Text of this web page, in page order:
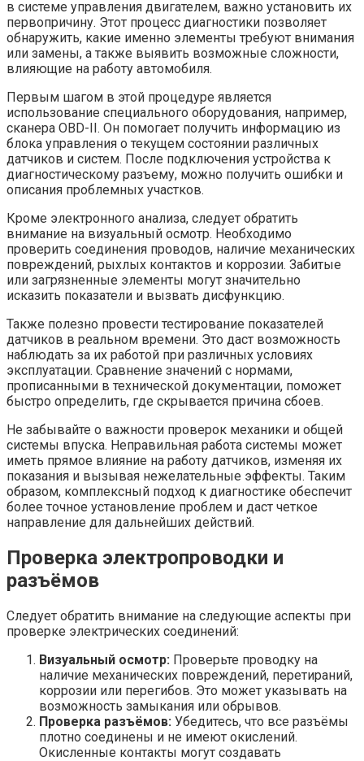
в системе управления двигателем, важно установить их
первопричину. Этот процесс диагностики позволяет
обнаружить, какие именно элементы требуют внимания
или замены, а также выявить возможные сложности,
влияющие на работу автомобиля.
Первым шагом в этой процедуре является
использование специального оборудования, например,
сканера OBD-II. Он помогает получить информацию из
блока управления о текущем состоянии различных
датчиков и систем. После подключения устройства к
диагностическому разъему, можно получить ошибки и
описания проблемных участков.
Кроме электронного анализа, следует обратить
внимание на визуальный осмотр. Необходимо
проверить соединения проводов, наличие механических
повреждений, рыхлых контактов и коррозии. Забитые
или загрязненные элементы могут значительно
исказить показатели и вызвать дисфункцию.
Также полезно провести тестирование показателей
датчиков в реальном времени. Это даст возможность
наблюдать за их работой при различных условиях
эксплуатации. Сравнение значений с нормами,
прописанными в технической документации, поможет
быстро определить, где скрывается причина сбоев.
Не забывайте о важности проверок механики и общей
системы впуска. Неправильная работа системы может
иметь прямое влияние на работу датчиков, изменяя их
показания и вызывая нежелательные эффекты. Таким
образом, комплексный подход к диагностике обеспечит
более точное установление проблем и даст четкое
направление для дальнейших действий.
Проверка электропроводки и
разъёмов
Следует обратить внимание на следующие аспекты при
проверке электрических соединений:
Визуальный осмотр: Проверьте проводку на
наличие механических повреждений, перетираний,
коррозии или перегибов. Это может указывать на
возможность замыкания или обрывов.
Проверка разъёмов: Убедитесь, что все разъёмы
плотно соединены и не имеют окислений.
Окисленные контакты могут создавать